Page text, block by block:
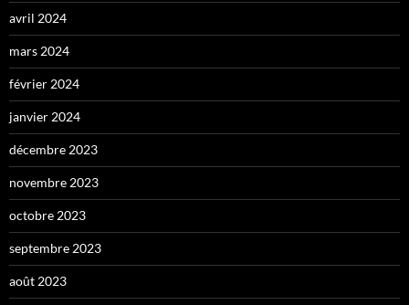
avril 2024
mars 2024
février 2024
janvier 2024
décembre 2023
novembre 2023
octobre 2023
septembre 2023
août 2023